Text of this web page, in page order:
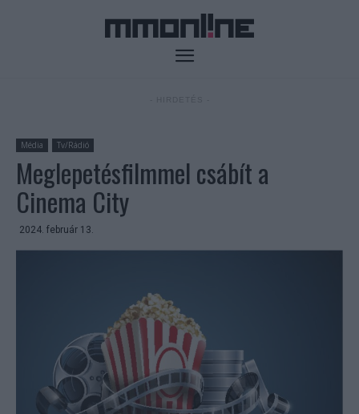
Média Tv/Rádió
Meglepetésfilmmel csábít a
Cinema City
2024. február 13.